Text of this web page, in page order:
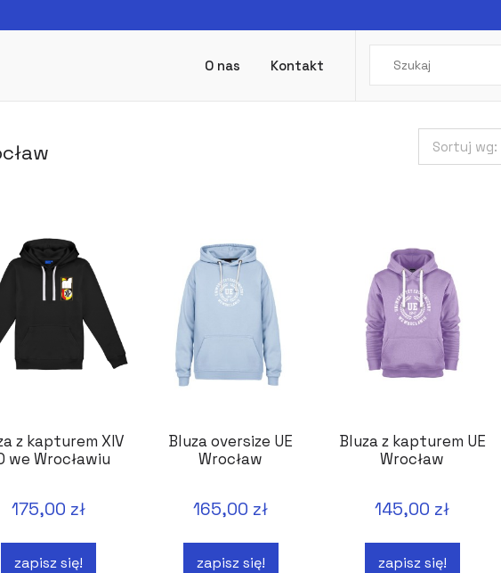
O nas Kontakt
Sortuj wg:
z kapturem XIV
we Wrocławiu
175,00 zł
zapisz się!
Bluza oversize UE
Wrocław
165,00 zł
zapisz się!
Bluza z kapturem UE
Wrocław
145,00 zł
zapisz się!